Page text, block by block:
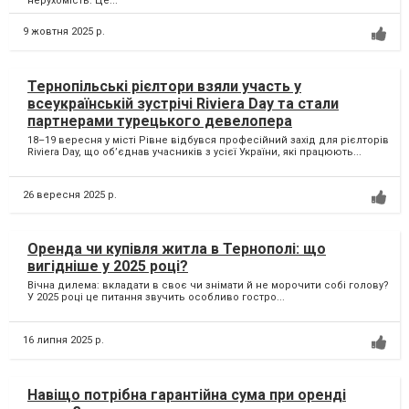
9 жовтня 2025 р.
Тернопільські рієлтори взяли участь у
всеукраїнській зустрічі Riviera Day та стали
партнерами турецького девелопера
18–19 вересня у місті Рівне відбувся професійний захід для рієлторів
Riviera Day, що об’єднав учасників з усієї України, які працюють...
26 вересня 2025 р.
Оренда чи купівля житла в Тернополі: що
вигідніше у 2025 році?
Вічна дилема: вкладати в своє чи знімати й не морочити собі голову?
У 2025 році це питання звучить особливо гостро...
16 липня 2025 р.
Навіщо потрібна гарантійна сума при оренді